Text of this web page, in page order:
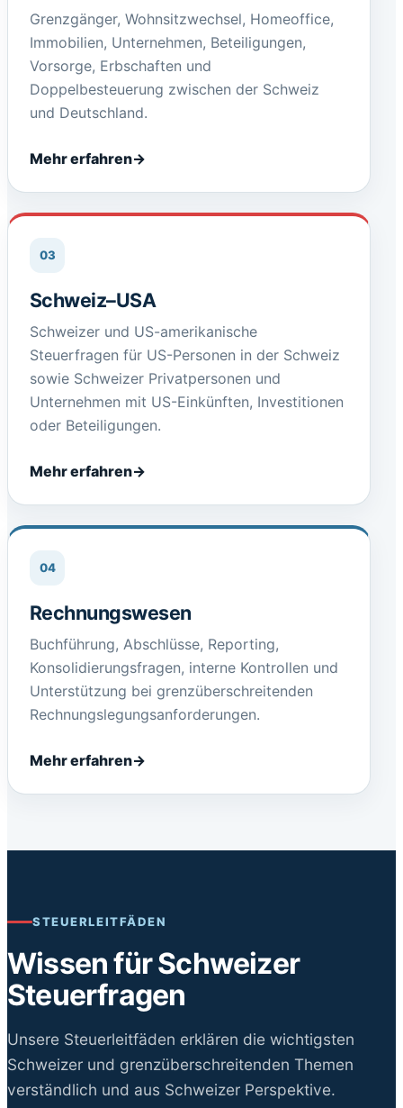
Grenzgänger, Wohnsitzwechsel, Homeoffice,
Immobilien, Unternehmen, Beteiligungen,
Vorsorge, Erbschaften und
Doppelbesteuerung zwischen der Schweiz
und Deutschland.
Mehr erfahren
03
Schweiz–USA
Schweizer und US-amerikanische
Steuerfragen für US-Personen in der Schweiz
sowie Schweizer Privatpersonen und
Unternehmen mit US-Einkünften, Investitionen
oder Beteiligungen.
Mehr erfahren
04
Rechnungswesen
Buchführung, Abschlüsse, Reporting,
Konsolidierungsfragen, interne Kontrollen und
Unterstützung bei grenzüberschreitenden
Rechnungslegungsanforderungen.
Mehr erfahren
STEUERLEITFÄDEN
Wissen für Schweizer
Steuerfragen
Unsere Steuerleitfäden erklären die wichtigsten
Schweizer und grenzüberschreitenden Themen
verständlich und aus Schweizer Perspektive.